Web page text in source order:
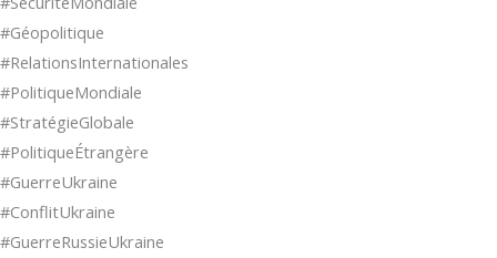
#Géopolitique
#RelationsInternationales
#PolitiqueMondiale
#StratégieGlobale
#PolitiqueÉtrangère
#GuerreUkraine
#ConflitUkraine
#GuerreRussieUkraine